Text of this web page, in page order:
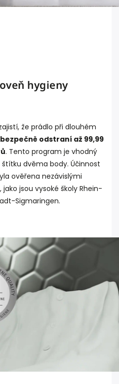
hygieny
že prádlo při dlouhém
bezpečně odstraní až 99,99
. Tento program je vhodný
dvěma body. Účinnost
ověřena nezávislými
jsou vysoké školy Rhein-
Sigmaringen.